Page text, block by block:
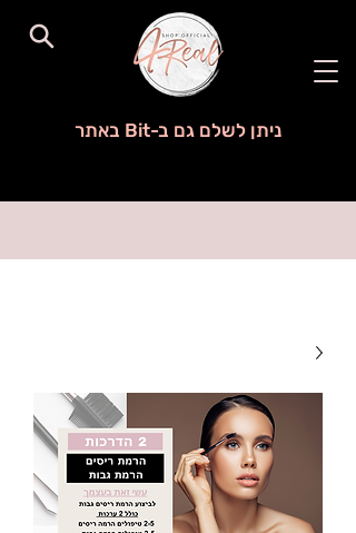
ניתן לשלם גם ב-Bit באתר